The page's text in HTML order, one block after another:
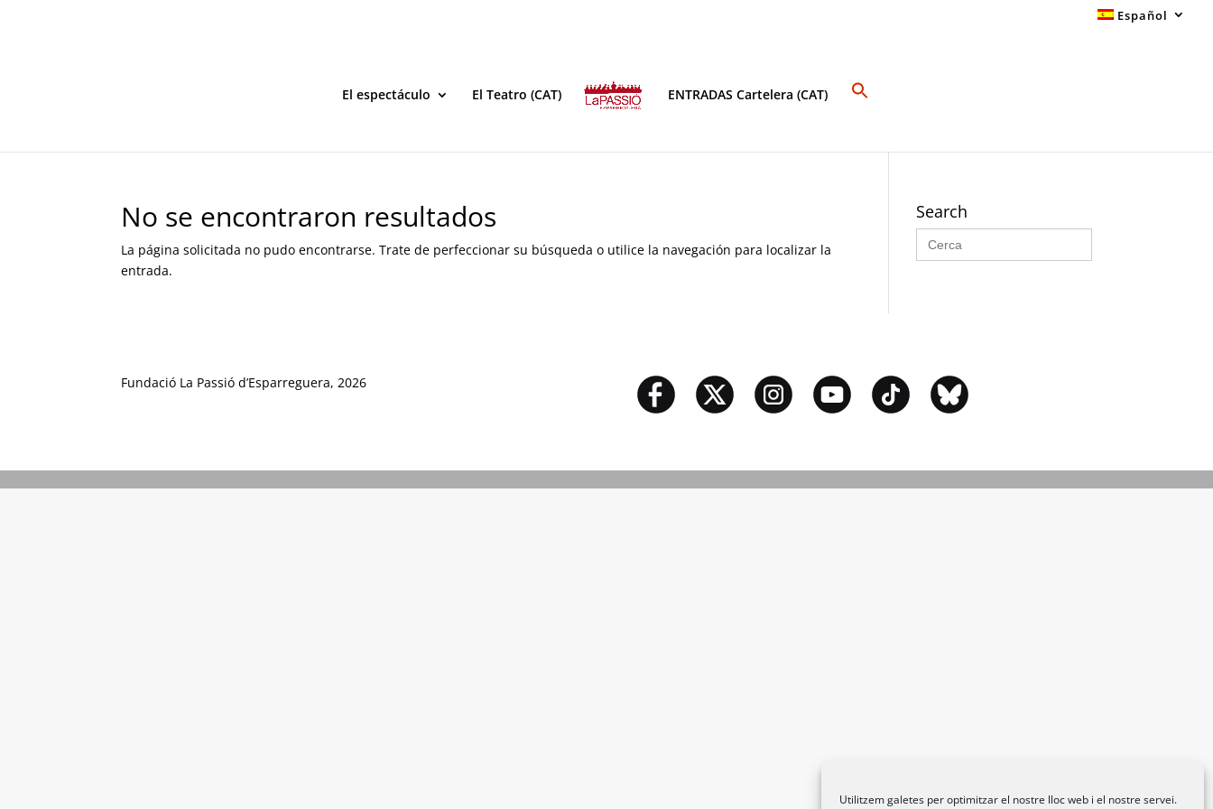
Utilitzem galetes per optimitzar el nostre lloc web i el nostre servei.
Español
El espectáculo El Teatro (CAT) ENTRADAS Cartelera (CAT)
No se encontraron resultados
La página solicitada no pudo encontrarse. Trate de perfeccionar su búsqueda o utilice la navegación para localizar la
entrada.
Search
Buscar:
Fundació La Passió d’Esparreguera, 2026